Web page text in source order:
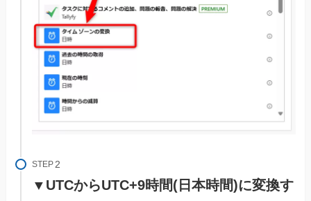
STEP
▼UTCからUTC+9時間(日本時間)に変換す